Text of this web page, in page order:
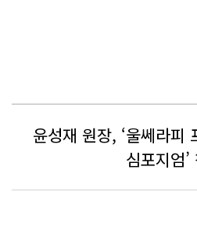
윤성재 원장, ‘울쎄라피
심포지엄’